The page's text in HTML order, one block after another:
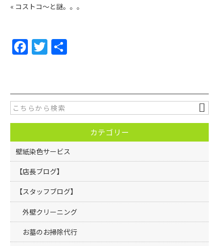
« コストコ〜と謎。。。
F
a
e
b
o
o
k
T
w
er
カテゴリー
壁紙染色サービス
【店長ブログ】
【スタッフブログ】
外壁クリーニング
お墓のお掃除代行